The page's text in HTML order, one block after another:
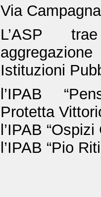
Via
L’ASP
Istituzioni
l’IPAB
Protetta
l’IPAB
l’IPAB “Pio